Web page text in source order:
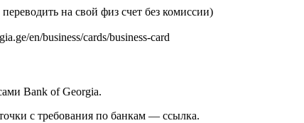
на свой физ счет без комиссии)
en/business/cards/business-card
Bank of Georgia.
с требования по банкам — ссылка.